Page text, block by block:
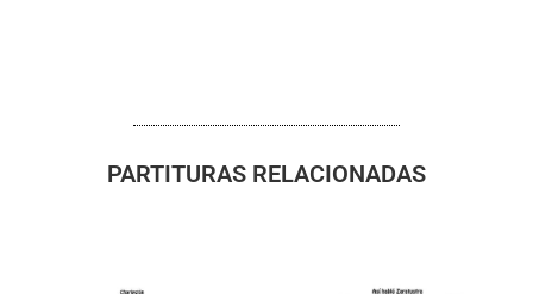
PARTITURAS RELACIONADAS